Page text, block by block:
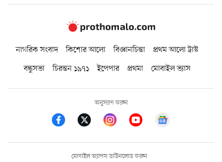
নাগরিক সংবাদ কিশোর আলো বিজ্ঞানচিন্তা
প্রথম আলো ট্রাস্ট
বন্ধুসভা
চিরন্তন ১৯৭১ ইপেপার প্রথমা মোবাইল ভ্যাস
অনুসরণ করুন
মোবাইল অ্যাপস ডাউনলোড করুন